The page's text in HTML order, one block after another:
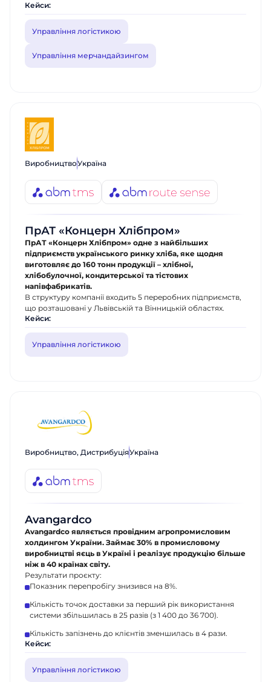
Кейси:
Управління логістикою
Управління мерчандайзингом
ВиробництвоУкраїна
ПрАТ «Концерн Хлібпром»
ПрАТ «Концерн Хлібпром» одне з найбільших
підприємств українського ринку хліба, яке щодня
виготовляє до 160 тонн продукції – хлібної,
хлібобулочної, кондитерської та тістових
напівфабрикатів.
В структуру компанії входить 5 переробних підприємств,
що розташовані у Львівській та Вінницькій областях.
Кейси:
Управління логістикою
Виробництво, ДистрибуціяУкраїна
Avangardco
Avangardсo являється провідним агропромисловим
холдингом України. Займає 30% в промисловому
виробництві яєць в Україні і реалізує продукцію більше
ніж в 40 країнах світу.
Результати проєкту:
Показник перепробігу знизився на 8%.
Кількість точок доставки за перший рік використання
системи збільшилась в 25 разів (з 1 400 до 36 700).
Кількість запізнень до клієнтів зменшилась в 4 рази.
Кейси:
Управління логістикою